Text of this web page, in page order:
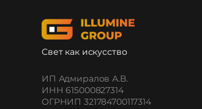
Свет как искусство
ИП Адмиралов А.В.
ИНН 615000827314
ОГРНИП 321784700117314